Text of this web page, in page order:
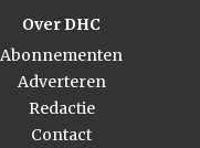
Over DHC
Abonnementen
Adverteren
Redactie
Contact